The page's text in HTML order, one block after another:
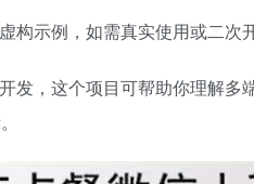
构示例，如需真实使用或二次
发，这个项目可帮助你理解多